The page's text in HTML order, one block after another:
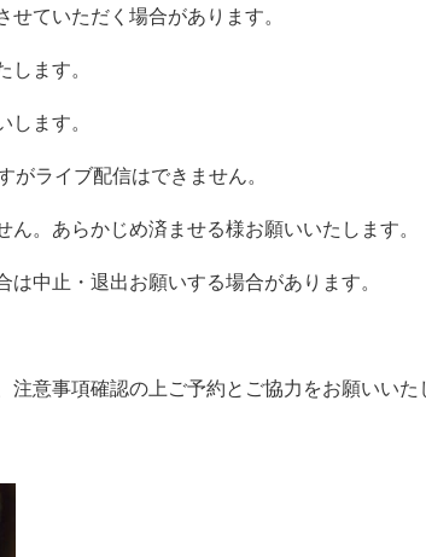
ていただく場合があります。
ます。
ます。
がライブ配信はできません。
。あらかじめ済ませる様お願いいたします。
中止・退出お願いする場合があります。
意事項確認の上ご予約とご協力をお願いいた